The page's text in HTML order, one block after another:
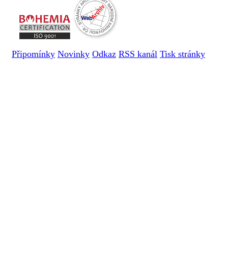
Připomínky Novinky Odkaz RSS kanál Tisk stránky